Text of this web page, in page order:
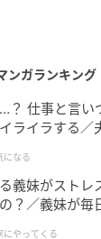
ある日、義
急いで向か
救急車を呼
らぬ人に……。
ンガランキング
？ 仕事と言い
ライラする／
になる
義妹がストレ
？／義妹が毎
にやってくる